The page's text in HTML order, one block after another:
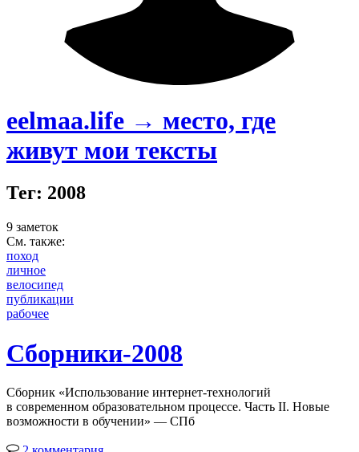
eelmaa.life → место, где
живут мои тексты
Тег: 2008
9 заметок
См. также:
поход
личное
велосипед
публикации
рабочее
Сборники-2008
Сборник «Использование интернет-технологий
в современном образовательном процессе. Часть II. Новые
возможности в обучении» — СПб